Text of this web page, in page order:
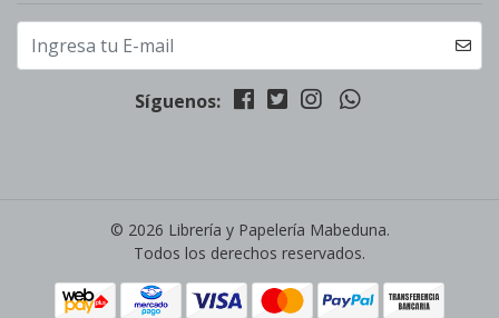
Síguenos:
© 2026 Librería y Papelería Mabeduna.
Todos los derechos reservados.